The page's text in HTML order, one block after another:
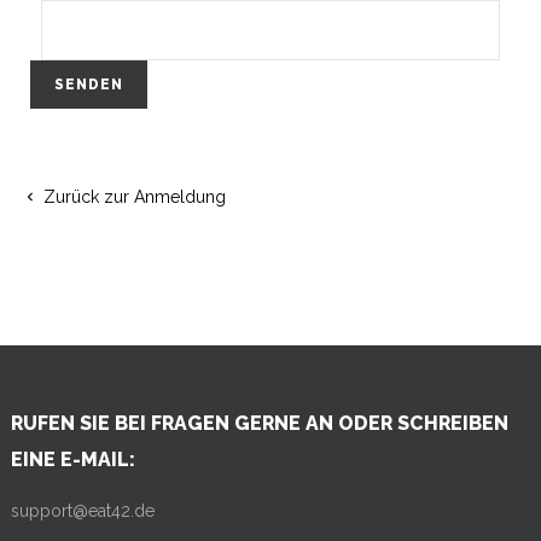
SENDEN
 Zurück zur Anmeldung
RUFEN SIE BEI FRAGEN GERNE AN ODER SCHREIBEN
EINE E-MAIL:
support@eat42.de